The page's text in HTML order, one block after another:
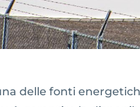
delle fonti